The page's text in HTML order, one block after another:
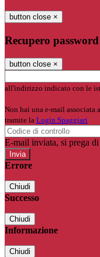
button close ×
Recupero password
button close ×
all'indirizzo indicato con le
Non hai una e-mail associata
tramite la Login Spaggiari
E-mail inviata, si prega
Errore
Chiudi
Successo
Chiudi
Informazione
Chiudi